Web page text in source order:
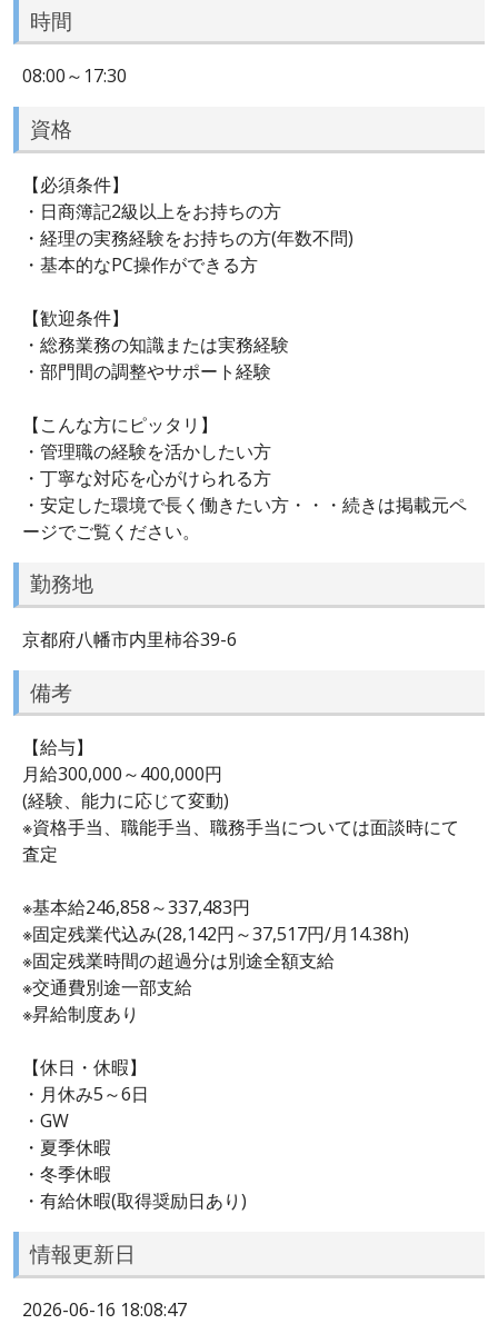
時間
08:00～17:30
資格
【必須条件】
・日商簿記2級以上をお持ちの方
・経理の実務経験をお持ちの方(年数不問)
・基本的なPC操作ができる方
【歓迎条件】
・総務業務の知識または実務経験
・部門間の調整やサポート経験
【こんな方にピッタリ】
・管理職の経験を活かしたい方
・丁寧な対応を心がけられる方
・安定した環境で長く働きたい方・・・続きは掲載元ペ
ージでご覧ください。
勤務地
京都府八幡市内里柿谷39-6
備考
【給与】
月給300,000～400,000円
(経験、能力に応じて変動)
※資格手当、職能手当、職務手当については面談時にて
査定
※基本給246,858～337,483円
※固定残業代込み(28,142円～37,517円/月14.38h)
※固定残業時間の超過分は別途全額支給
※交通費別途一部支給
※昇給制度あり
【休日・休暇】
・月休み5～6日
・GW
・夏季休暇
・冬季休暇
・有給休暇(取得奨励日あり)
情報更新日
2026-06-16 18:08:47